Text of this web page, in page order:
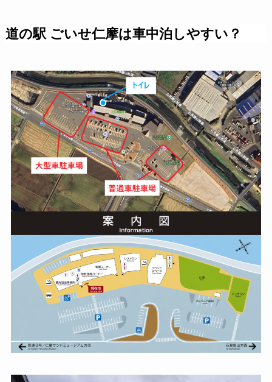
道の駅 ごいせ仁摩は車中泊しやすい？